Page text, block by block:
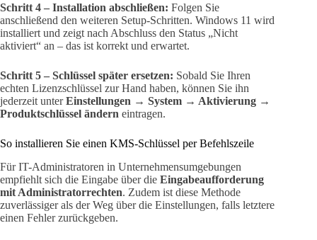
Schritt 4 – Installation abschließen: Folgen Sie
anschließend den weiteren Setup-Schritten. Windows 11 wird
installiert und zeigt nach Abschluss den Status „Nicht
aktiviert“ an – das ist korrekt und erwartet.
Schritt 5 – Schlüssel später ersetzen: Sobald Sie Ihren
echten Lizenzschlüssel zur Hand haben, können Sie ihn
jederzeit unterEinstellungen → System → Aktivierung →
Produktschlüssel ändern eintragen.
So installieren Sie einen KMS-Schlüssel per Befehlszeile
Für IT-Administratoren in Unternehmensumgebungen
empfiehlt sich die Eingabe über die Eingabeaufforderung
mit Administratorrechten. Zudem ist diese Methode
zuverlässiger als der Weg über die Einstellungen, falls letztere
einen Fehler zurückgeben.